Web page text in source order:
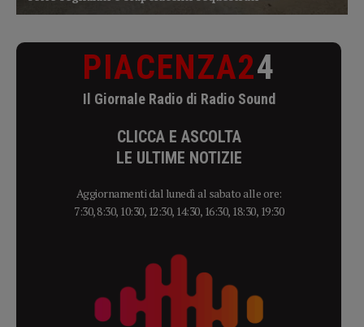
PIACENZA24
Il Giornale Radio di Radio Sound
CLICCA E ASCOLTA
LE ULTIME NOTIZIE
Aggiornamenti dal lunedì al sabato alle ore:
7:30, 8:30, 10:30, 12:30, 14:30, 16:30, 18:30, 19:30